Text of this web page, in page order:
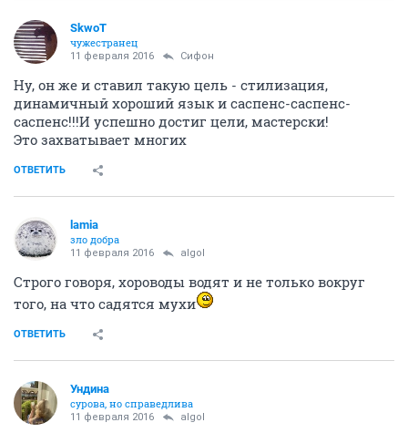
SkwоT
чужестранец
11 февраля 2016 Сифон
Ну, он же и ставил такую цель - стилизация,
динамичный хороший язык и саспенс-саспенс-
саспенс!!!И успешно достиг цели, мастерски!
Это захватывает многих
ОТВЕТИТЬ
lamia
зло добра
11 февраля 2016 аlgоl
Строго говоря, хороводы водят и не только вокруг
того, на что садятся мухи
ОТВЕТИТЬ
Ундинa
сурова, но справедлива
11 февраля 2016 аlgоl